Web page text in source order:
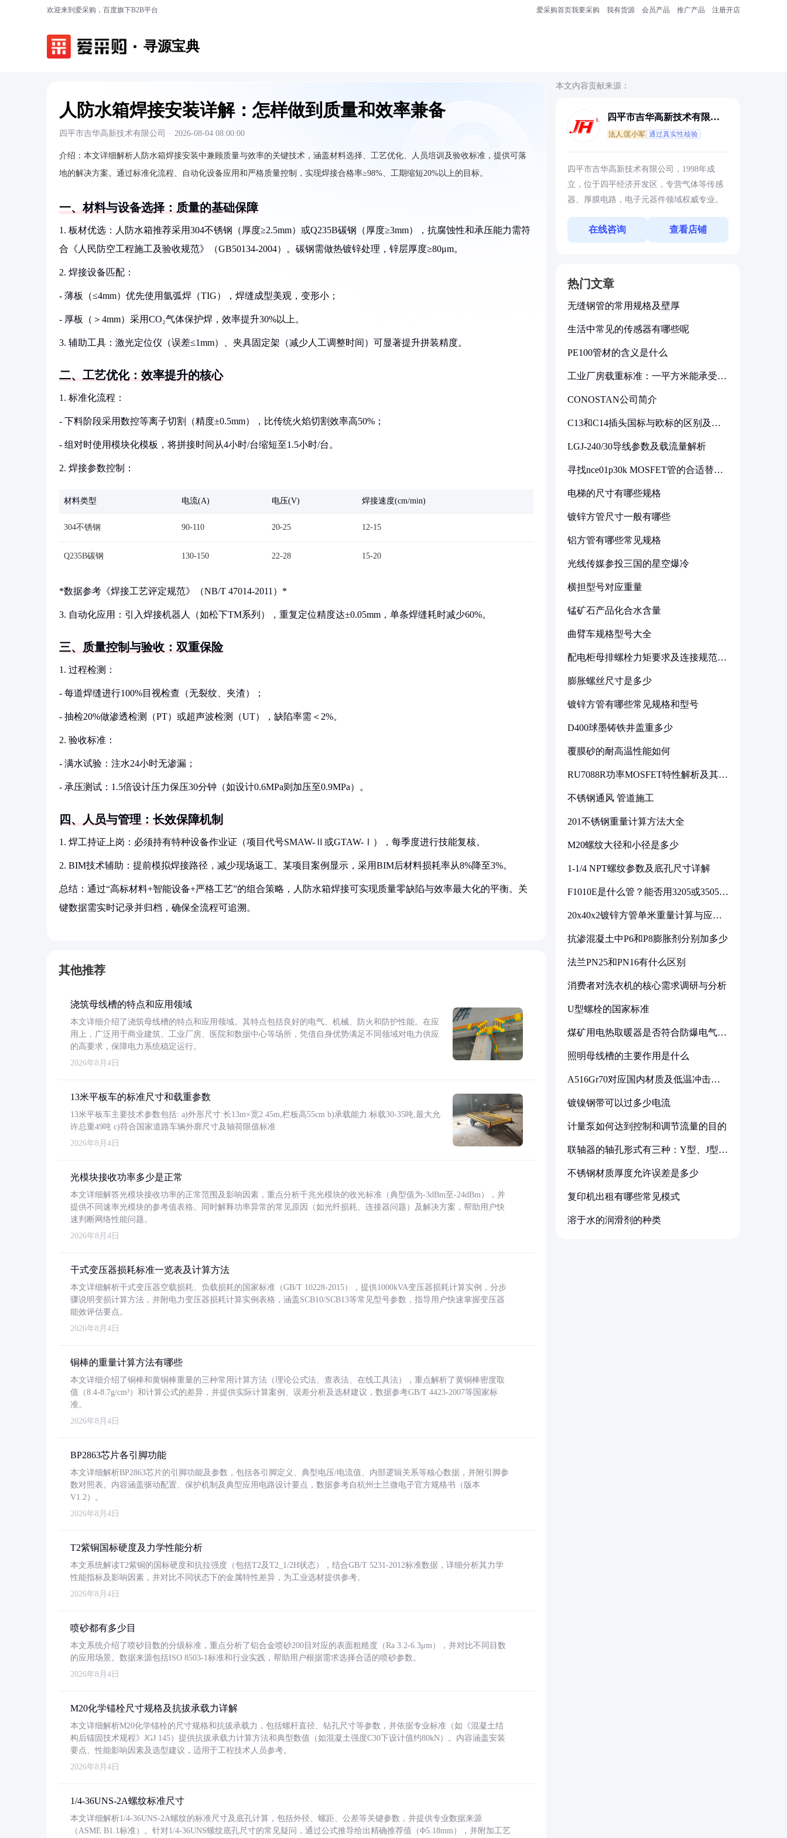
欢迎来到爱采购，百度旗下B2B平台 爱采购首页我要采购 我有货源 会员产品 推广产品 注册开店
寻源宝典
人防水箱焊接安装详解：怎样做到质量和效率兼备
四平市吉华高新技术有限公司 · 2026-08-04 08:00:00
介绍： 本文详细解析人防水箱焊接安装中兼顾质量与效率的关键技术，涵盖材料选择、工艺优化、人员培训及验收标准，提供可落
地的解决方案。通过标准化流程、自动化设备应用和严格质量控制，实现焊接合格率≥98%、工期缩短20%以上的目标。
一、材料与设备选择：质量的基础保障
1. 板材优选：人防水箱推荐采用304不锈钢（厚度≥2.5mm）或Q235B碳钢（厚度≥3mm），抗腐蚀性和承压能力需符
合《人民防空工程施工及验收规范》（GB50134-2004）。碳钢需做热镀锌处理，锌层厚度≥80μm。
2. 焊接设备匹配：
- 薄板（≤4mm）优先使用氩弧焊（TIG），焊缝成型美观，变形小；
- 厚板（＞4mm）采用CO₂气体保护焊，效率提升30%以上。
3. 辅助工具：激光定位仪（误差≤1mm）、夹具固定架（减少人工调整时间）可显著提升拼装精度。
二、工艺优化：效率提升的核心
1. 标准化流程：
- 下料阶段采用数控等离子切割（精度±0.5mm），比传统火焰切割效率高50%；
- 组对时使用模块化模板，将拼接时间从4小时/台缩短至1.5小时/台。
2. 焊接参数控制：
材料类型 电流(A) 电压(V) 焊接速度(cm/min)
304不锈钢 90-110 20-25 12-15
Q235B碳钢 130-150 22-28 15-20
*数据参考《焊接工艺评定规范》（NB/T 47014-2011）*
3. 自动化应用：引入焊接机器人（如松下TM系列），重复定位精度达±0.05mm，单条焊缝耗时减少60%。
三、质量控制与验收：双重保险
1. 过程检测：
- 每道焊缝进行100%目视检查（无裂纹、夹渣）；
- 抽检20%做渗透检测（PT）或超声波检测（UT），缺陷率需＜2%。
2. 验收标准：
- 满水试验：注水24小时无渗漏；
- 承压测试：1.5倍设计压力保压30分钟（如设计0.6MPa则加压至0.9MPa）。
四、人员与管理：长效保障机制
1. 焊工持证上岗：必须持有特种设备作业证（项目代号SMAW-Ⅱ或GTAW-Ⅰ），每季度进行技能复核。
2. BIM技术辅助：提前模拟焊接路径，减少现场返工。某项目案例显示，采用BIM后材料损耗率从8%降至3%。
总结：通过“高标材料+智能设备+严格工艺”的组合策略，人防水箱焊接可实现质量零缺陷与效率最大化的平衡。关
键数据需实时记录并归档，确保全流程可追溯。
其他推荐
浇筑母线槽的特点和应用领域
本文详细介绍了浇筑母线槽的特点和应用领域。其特点包括良好的电气、机械、防火和防护性能。在应
用上，广泛用于商业建筑、工业厂房、医院和数据中心等场所，凭借自身优势满足不同领域对电力供应
的高要求，保障电力系统稳定运行。
2026年8月4日
13米平板车的标准尺寸和载重参数
13米平板车主要技术参数包括: a)外形尺寸:长13m×宽2.45m,栏板高55cm b)承载能力:标载30-35吨,最大允
许总重49吨 c)符合国家道路车辆外廓尺寸及轴荷限值标准
2026年8月4日
光模块接收功率多少是正常
本文详细解答光模块接收功率的正常范围及影响因素，重点分析千兆光模块的收光标准（典型值为-3dBm至-24dBm），并
提供不同速率光模块的参考值表格。同时解释功率异常的常见原因（如光纤损耗、连接器问题）及解决方案，帮助用户快
速判断网络性能问题。
2026年8月4日
干式变压器损耗标准一览表及计算方法
本文详细解析干式变压器空载损耗、负载损耗的国家标准（GB/T 10228-2015），提供1000kVA变压器损耗计算实例，分步
骤说明变损计算方法，并附电力变压器损耗计算实例表格，涵盖SCB10/SCB13等常见型号参数，指导用户快速掌握变压器
能效评估要点。
2026年8月4日
铜棒的重量计算方法有哪些
本文详细介绍了铜棒和黄铜棒重量的三种常用计算方法（理论公式法、查表法、在线工具法），重点解析了黄铜棒密度取
值（8.4-8.7g/cm³）和计算公式的差异，并提供实际计算案例、误差分析及选材建议，数据参考GB/T 4423-2007等国家标
准。
2026年8月4日
BP2863芯片各引脚功能
本文详细解析BP2863芯片的引脚功能及参数，包括各引脚定义、典型电压/电流值、内部逻辑关系等核心数据，并附引脚参
数对照表。内容涵盖驱动配置、保护机制及典型应用电路设计要点，数据参考自杭州士兰微电子官方规格书（版本
V1.2）。
2026年8月4日
T2紫铜国标硬度及力学性能分析
本文系统解读T2紫铜的国标硬度和抗拉强度（包括T2及T2_1/2H状态），结合GB/T 5231-2012标准数据，详细分析其力学
性能指标及影响因素，并对比不同状态下的金属特性差异，为工业选材提供参考。
2026年8月4日
喷砂都有多少目
本文系统介绍了喷砂目数的分级标准，重点分析了铝合金喷砂200目对应的表面粗糙度（Ra 3.2-6.3μm），并对比不同目数
的应用场景。数据来源包括ISO 8503-1标准和行业实践，帮助用户根据需求选择合适的喷砂参数。
2026年8月4日
M20化学锚栓尺寸规格及抗拔承载力详解
本文详细解析M20化学锚栓的尺寸规格和抗拔承载力，包括螺杆直径、钻孔尺寸等参数，并依据专业标准（如《混凝土结
构后锚固技术规程》JGJ 145）提供抗拔承载力计算方法和典型数值（如混凝土强度C30下设计值约80kN）。内容涵盖安装
要点、性能影响因素及选型建议，适用于工程技术人员参考。
2026年8月4日
1/4-36UNS-2A螺纹标准尺寸
本文详细解析1/4-36UNS-2A螺纹的标准尺寸及底孔计算，包括外径、螺距、公差等关键参数，并提供专业数据来源
（ASME B1.1标准）。针对1/4-36UNS螺纹底孔尺寸的常见疑问，通过公式推导给出精确推荐值（Φ5.18mm），并附加工艺
本文内容贡献来源：
四平市吉华高新技术有限公
法人:匡小军 通过真实性核验
四平市吉华高新技术有限公司，1998年成
立，位于四平经济开发区，专营气体等传感
器、厚膜电路，电子元器件领域权威专业。
在线咨询 查看店铺
热门文章
无缝钢管的常用规格及壁厚
生活中常见的传感器有哪些呢
PE100管材的含义是什么
工业厂房载重标准：一平方米能承受多
CONOSTAN公司简介
C13和C14插头国标与欧标的区别及其
LGJ-240/30导线参数及载流量解析
寻找nce01p30k MOSFET管的合适替代
电梯的尺寸有哪些规格
镀锌方管尺寸一般有哪些
铝方管有哪些常见规格
光线传媒参投三国的星空爆冷
横担型号对应重量
锰矿石产品化合水含量
曲臂车规格型号大全
配电柜母排螺栓力矩要求及连接规范详
膨胀螺丝尺寸是多少
镀锌方管有哪些常见规格和型号
D400球墨铸铁井盖重多少
覆膜砂的耐高温性能如何
RU7088R功率MOSFET特性解析及其在
不锈钢通风 管道施工
201不锈钢重量计算方法大全
M20螺纹大径和小径是多少
1-1/4 NPT螺纹参数及底孔尺寸详解
F1010E是什么管？能否用3205或3505代
20x40x2镀锌方管单米重量计算与应用
抗渗混凝土中P6和P8膨胀剂分别加多少
法兰PN25和PN16有什么区别
消费者对洗衣机的核心需求调研与分析
U型螺栓的国家标准
煤矿用电热取暖器是否符合防爆电气设
照明母线槽的主要作用是什么
A516Gr70对应国内材质及低温冲击要
镀镍钢带可以过多少电流
计量泵如何达到控制和调节流量的目的
联轴器的轴孔形式有三种：Y型、J型、
不锈钢材质厚度允许误差是多少
复印机出租有哪些常见模式
溶于水的润滑剂的种类